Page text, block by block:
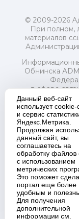
© 2009-2026
При полном,
материалов
Обнинска
в сфере
и массовых
Учредитель:
Обнинск".
Адрес
Телефон
Настоящий
Политика в
Данный веб-сайт
использует
и сервис
Яндекс.Метрика.
Продолжая
данный сайт, вы
соглашаетесь на
обработку файлов
с использованием
метрических
Это поможет
портал еще более
удобным и
Для получения
дополнительной
информации см.